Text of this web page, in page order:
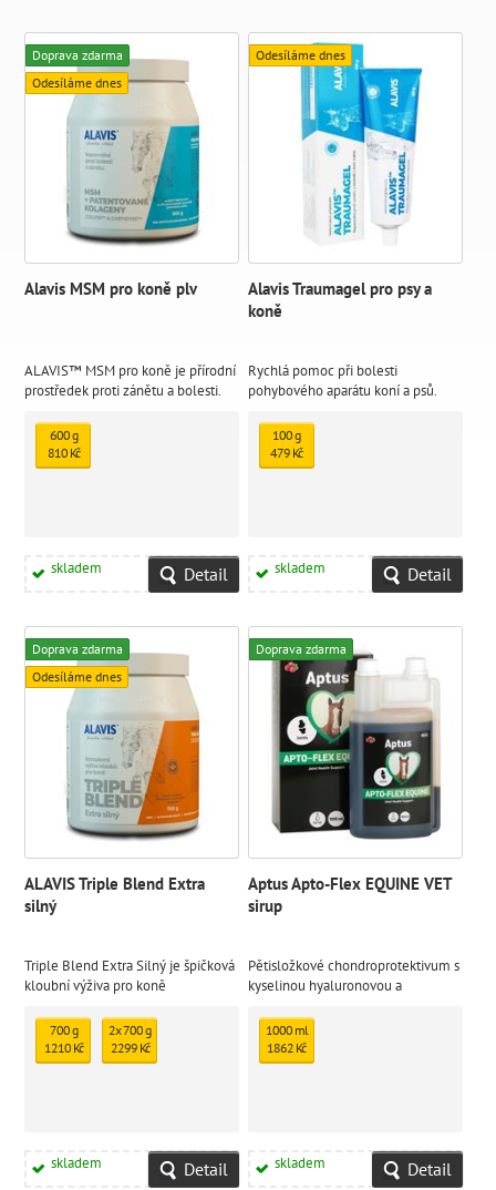
Doprava zdarma
Odesíláme dnes
Alavis MSM pro koně plv
ALAVIS™ MSM pro koně je přírodní
prostředek proti zánětu a bolesti.
600 g
810 Kč
skladem Detail
Odesíláme dnes
Alavis Traumagel pro psy a
koně
Rychlá pomoc při bolesti
pohybového aparátu koní a psů.
100 g
479 Kč
skladem Detail
Doprava zdarma
Odesíláme dnes
ALAVIS Triple Blend Extra
silný
Triple Blend Extra Silný je špičková
kloubní výživa pro koně
700 g
1210 Kč
2x 700 g
2299 Kč
skladem Detail
Doprava zdarma
Aptus Apto-Flex EQUINE VET
sirup
Pětisložkové chondroprotektivum s
kyselinou hyaluronovou a
1000 ml
1862 Kč
skladem Detail